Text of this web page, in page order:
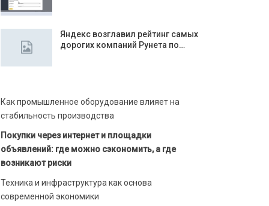
Яндекс возглавил рейтинг самых
дорогих компаний Рунета по…
Как промышленное оборудование влияет на
стабильность производства
Покупки через интернет и площадки
объявлений: где можно сэкономить, а где
возникают риски
Техника и инфраструктура как основа
современной экономики